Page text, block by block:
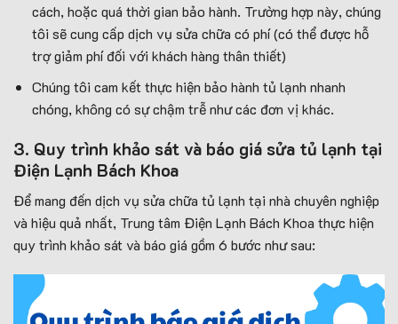
cách, hoặc quá thời gian bảo hành. Trường hợp này, chúng
tôi sẽ cung cấp dịch vụ sửa chữa có phí (có thể được hỗ
trợ giảm phí đối với khách hàng thân thiết)
Chúng tôi cam kết thực hiện bảo hành tủ lạnh nhanh
chóng, không có sự chậm trễ như các đơn vị khác.
3. Quy trình khảo sát và báo giá sửa tủ lạnh tại
Điện Lạnh Bách Khoa
Để mang đến dịch vụ sửa chữa tủ lạnh tại nhà chuyên nghiệp
và hiệu quả nhất, Trung tâm Điện Lạnh Bách Khoa thực hiện
quy trình khảo sát và báo giá gồm 6 bước như sau: